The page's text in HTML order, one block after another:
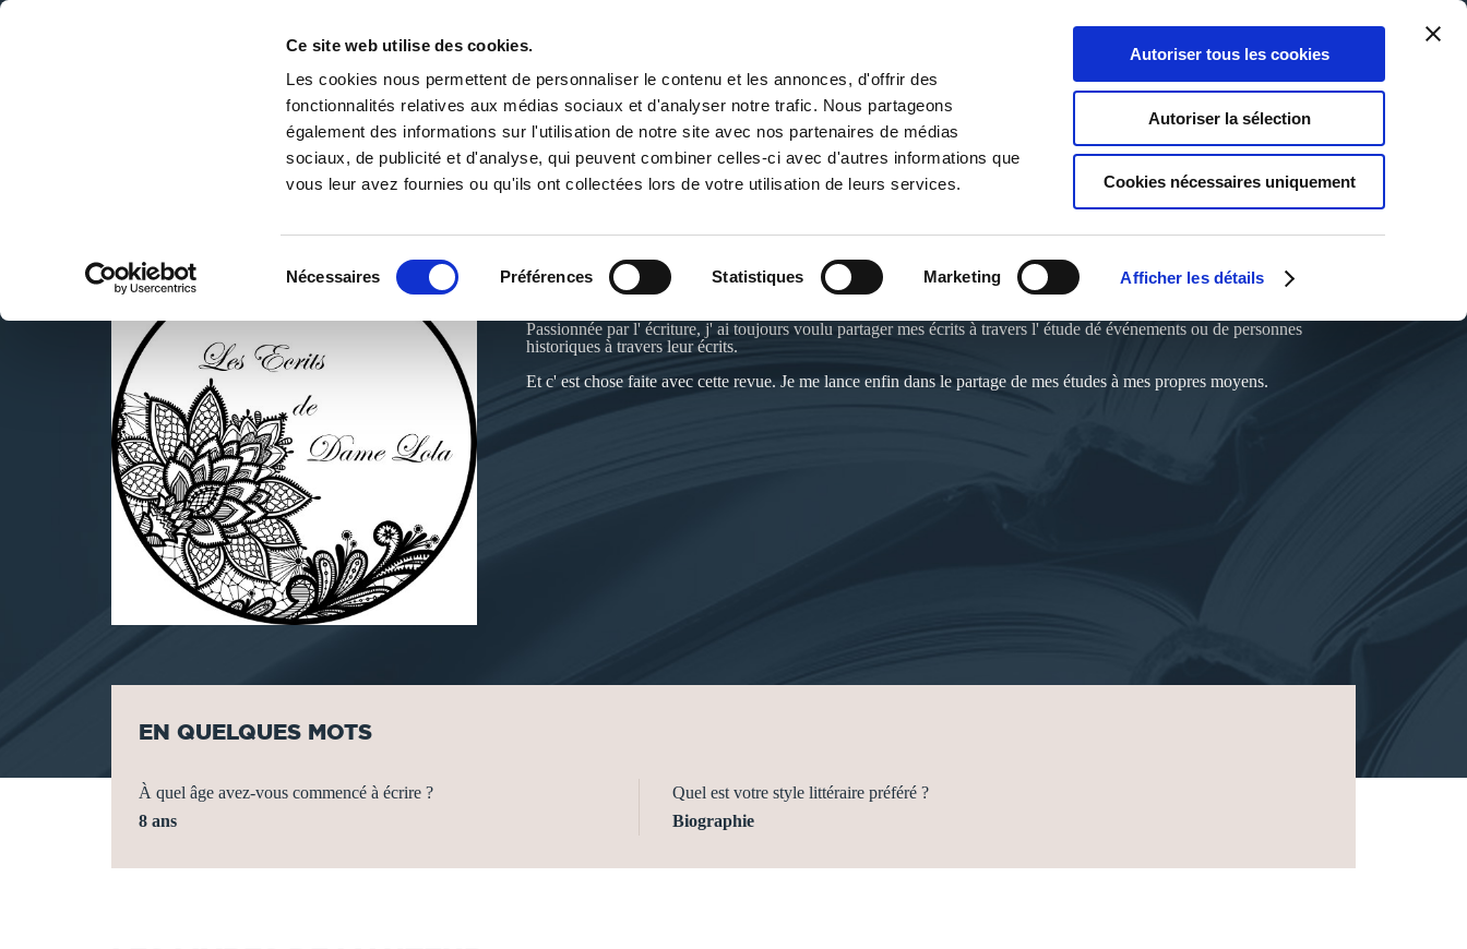
Ce site web utilise des cookies.
Les cookies nous permettent de personnaliser le contenu et les annonces, d'offrir des
fonctionnalités relatives aux médias sociaux et d'analyser notre trafic. Nous partageons
également des informations sur l'utilisation de notre site avec nos partenaires de médias
sociaux, de publicité et d'analyse, qui peuvent combiner celles-ci avec d'autres informations que
vous leur avez fournies ou qu'ils ont collectées lors de votre utilisation de leurs services.
Nécessaires Préférences Statistiques Marketing Afficher les détails
Autoriser tous les cookies
Autoriser la sélection
Cookies nécessaires uniquement
DE LA PAGE BLANCHE... AU BEST SELLER
0
Panier
0
Ma liste
Connexion
PUBLIER UN LIVRE LIBRAIRIE
DAME LOLA
Passionnée par l' écriture, j' ai toujours voulu partager mes écrits à travers l' étude dé événements ou de personnes
historiques à travers leur écrits.
Et c' est chose faite avec cette revue. Je me lance enfin dans le partage de mes études à mes propres moyens.
EN QUELQUES MOTS
À quel âge avez-vous commencé à écrire ?
8 ans
Quel est votre style littéraire préféré ?
Biographie